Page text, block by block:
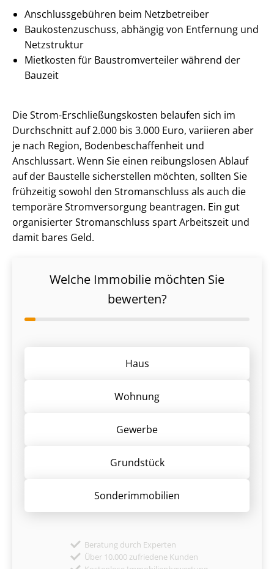
An­schluss­ge­büh­ren beim Netzbetreiber
Bau­kos­ten­zu­schuss, abhängig von Entfernung und
Netzstruktur
Mietkosten für Bau­strom­ver­tei­ler während der
Bauzeit
Die Strom-Er­schlie­ßungs­kos­ten belaufen sich im
Durchschnitt auf 2.000 bis 3.000 Euro, variieren aber
je nach Region, Bo­den­be­schaf­fen­heit und
Anschlussart. Wenn Sie einen reibungslosen Ablauf
auf der Baustelle sicherstellen möchten, sollten Sie
frühzeitig sowohl den Stromanschluss als auch die
temporäre Stromversorgung beantragen. Ein gut
organisierter Stromanschluss spart Arbeitszeit und
damit bares Geld.
Welche Immobilie möchten Sie
bewerten?
Haus
Wohnung
Gewerbe
Grund­stück
Sonder­immobilien
Beratung durch Experten
Über 10.000 zufriedene Kunden